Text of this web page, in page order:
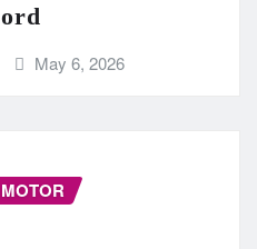
May 6, 2026